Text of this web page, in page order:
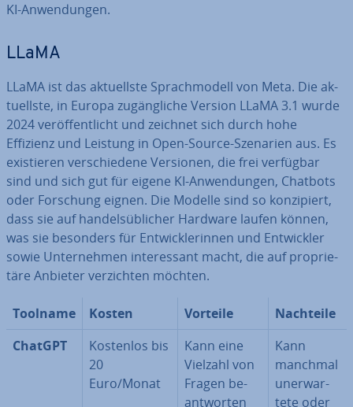
KI-An­wen­dun­gen.
LLaMA
LLaMA ist das ak­tu­ells­te Sprach­mo­dell von Meta. Die ak­
tu­ells­te, in Europa zu­gäng­li­che Version LLaMA 3.1 wurde
2024 ver­öf­fent­licht und zeichnet sich durch hohe
Effizienz und Leistung in Open-Source-Szenarien aus. Es
exis­tie­ren ver­schie­de­ne Versionen, die frei verfügbar
sind und sich gut für eigene KI-An­wen­dun­gen, Chatbots
oder Forschung eignen. Die Modelle sind so kon­zi­piert,
dass sie auf han­dels­üb­li­cher Hardware laufen können,
was sie besonders für Ent­wick­le­rin­nen und Ent­wick­ler
sowie Un­ter­neh­men in­ter­es­sant macht, die auf pro­prie­
tä­re Anbieter ver­zich­ten möchten.
Toolname Kosten Vorteile
Nachteile
ChatGPT
Kostenlos bis
20
Euro/Monat
Kann eine
Vielzahl von
Fragen be­
ant­wor­ten
Kann
manchmal
un­er­war­
te­te oder